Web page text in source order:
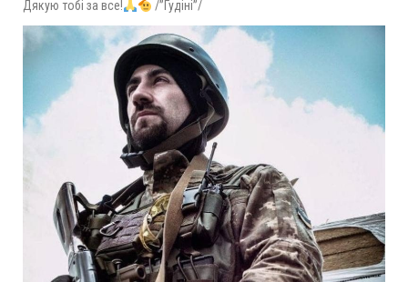
Дякую тобі за все!
/”Гудіні”/